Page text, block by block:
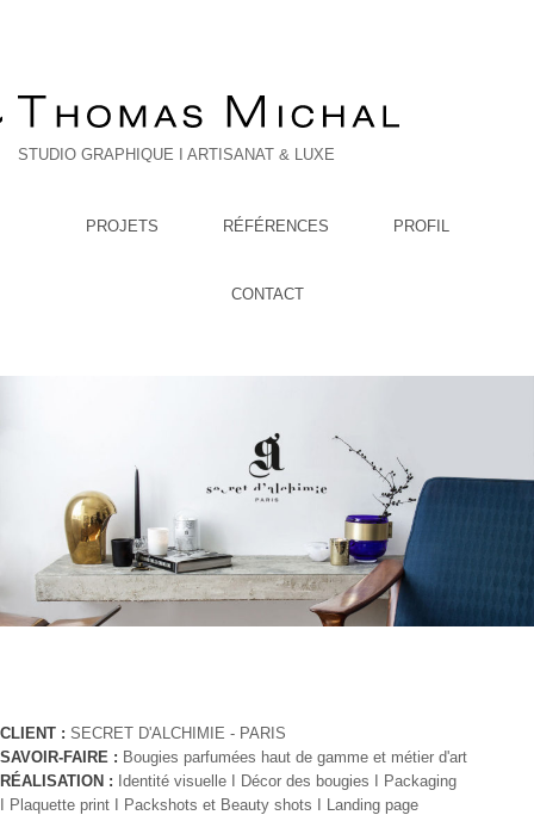
STUDIO GRAPHIQUE I ARTISANAT & LUXE
PROJETS RÉFÉRENCES PROFIL
CONTACT
CLIENT : SECRET D'ALCHIMIE - PARIS
SAVOIR-FAIRE : Bougies parfumées haut de gamme et métier d'art
RÉALISATION : Identité visuelle I Décor des bougies I Packaging
I Plaquette print I Packshots et Beauty shots I Landing page